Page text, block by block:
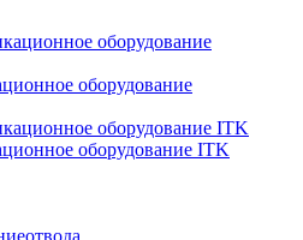
оборудование
оборудование ITK